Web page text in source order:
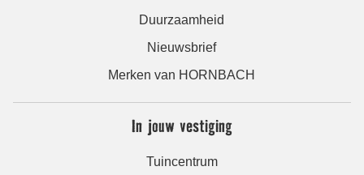
Duurzaamheid
Nieuwsbrief
Merken van HORNBACH
In jouw vestiging
Tuincentrum